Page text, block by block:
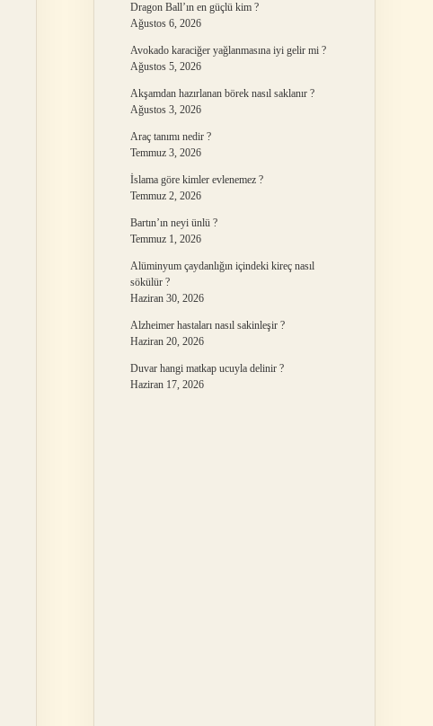
Dragon Ball’ın en güçlü kim ?
Ağustos 6, 2026
Avokado karaciğer yağlanmasına iyi gelir mi ?
Ağustos 5, 2026
Akşamdan hazırlanan börek nasıl saklanır ?
Ağustos 3, 2026
Araç tanımı nedir ?
Temmuz 3, 2026
İslama göre kimler evlenemez ?
Temmuz 2, 2026
Bartın’ın neyi ünlü ?
Temmuz 1, 2026
Alüminyum çaydanlığın içindeki kireç nasıl
sökülür ?
Haziran 30, 2026
Alzheimer hastaları nasıl sakinleşir ?
Haziran 20, 2026
Duvar hangi matkap ucuyla delinir ?
Haziran 17, 2026